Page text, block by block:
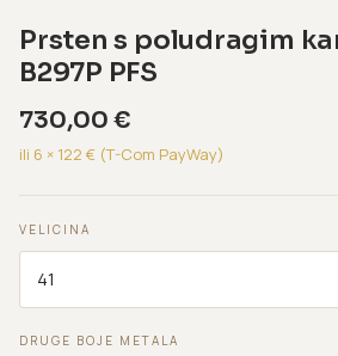
Prsten s poludragim
B297P PFS
730,00 €
ili 6 × 122 € (T-Com PayWay)
VELICINA
DRUGE BOJE METALA